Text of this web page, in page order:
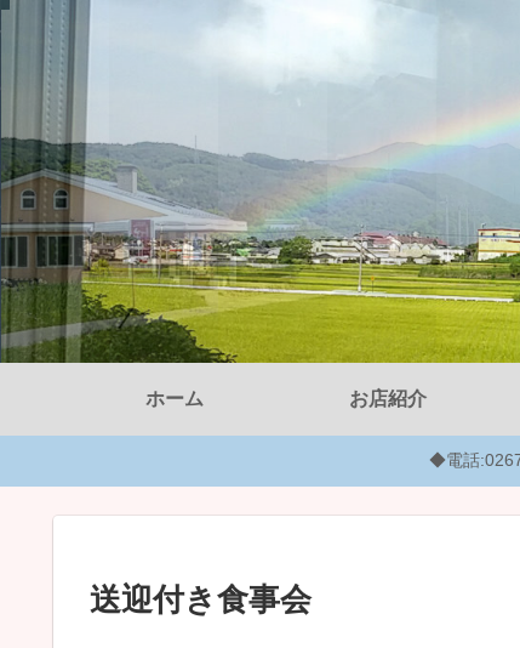
ホーム お店紹介
◆電話
送迎付き食事会